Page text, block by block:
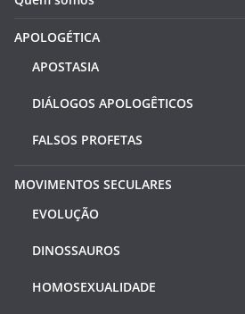
APOLOGÉTICA
APOSTASIA
DIÁLOGOS APOLOGÊTICOS
FALSOS PROFETAS
MOVIMENTOS SECULARES
EVOLUÇÃO
DINOSSAUROS
HOMOSEXUALIDADE